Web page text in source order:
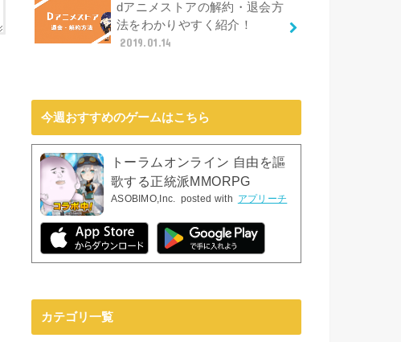
dアニメストアの解約・退会方
法をわかりやすく紹介！
2019.01.14
今週おすすめのゲームはこちら
トーラムオンライン 自由を謳
歌する正統派MMORPG
ASOBIMO,Inc. posted with アプリーチ
カテゴリ一覧